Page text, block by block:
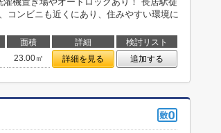
コンビニも近くにあり、住みやすい環境に
面積 詳細
検討リスト
23.00㎡ 詳細を見る 追加する